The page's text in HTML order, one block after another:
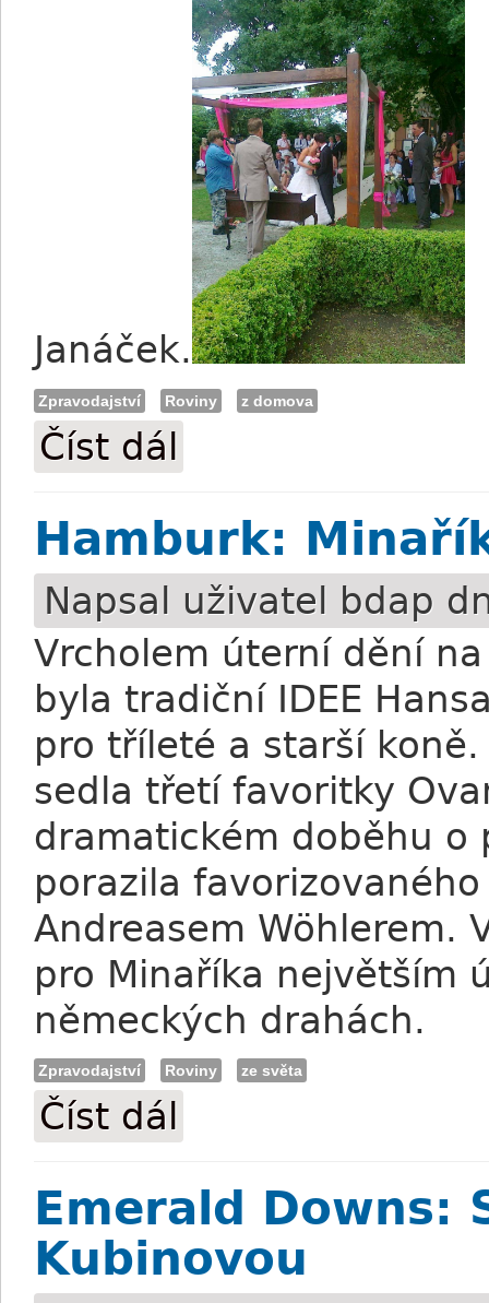
Janáček.
Zpravodajství Roviny z domova
Číst dál
Hamburk:
Napsal uživatel bdap
Vrcholem úterní dění
byla tradiční IDEE
pro tříleté a starší
sedla třetí favoritky
dramatickém doběhu o
porazila
Andreasem Wöhlerem.
pro Minaříka největším
německých drahách.
Zpravodajství Roviny ze světa
Číst dál
Emerald Downs:
Kubinovou